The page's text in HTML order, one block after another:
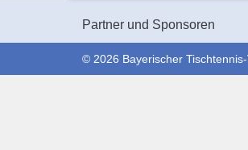
Partner und Sponsoren
© 2026 Bayerischer